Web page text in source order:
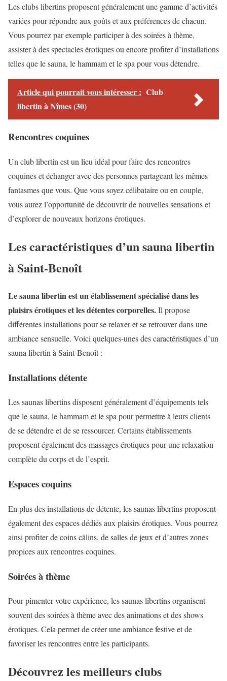
Les clubs libertins proposent généralement une gamme d’activités
variées pour répondre aux goûts et aux préférences de chacun.
Vous pourrez par exemple participer à des soirées à thème,
assister à des spectacles érotiques ou encore profiter d’installations
telles que le sauna, le hammam et le spa pour vous détendre.
Article qui pourrait vous intéresser : Club
libertin à Nîmes (30)
Rencontres coquines
Un club libertin est un lieu idéal pour faire des rencontres
coquines et échanger avec des personnes partageant les mêmes
fantasmes que vous. Que vous soyez célibataire ou en couple,
vous aurez l’opportunité de découvrir de nouvelles sensations et
d’explorer de nouveaux horizons érotiques.
Les caractéristiques d’un sauna libertin
à Saint-Benoît
Le sauna libertin est un établissement spécialisé dans les
plaisirs érotiques et les détentes corporelles.Il propose
différentes installations pour se relaxer et se retrouver dans une
ambiance sensuelle. Voici quelques-unes des caractéristiques d’un
sauna libertin à Saint-Benoît :
Installations détente
Les saunas libertins disposent généralement d’équipements tels
que le sauna, le hammam et le spa pour permettre à leurs clients
de se détendre et de se ressourcer. Certains établissements
proposent également des massages érotiques pour une relaxation
complète du corps et de l’esprit.
Espaces coquins
En plus des installations de détente, les saunas libertins proposent
également des espaces dédiés aux plaisirs érotiques. Vous pourrez
ainsi profiter de coins câlins, de salles de jeux et d’autres zones
propices aux rencontres coquines.
Soirées à thème
Pour pimenter votre expérience, les saunas libertins organisent
souvent des soirées à thème avec des animations et des shows
érotiques. Cela permet de créer une ambiance festive et de
favoriser les rencontres entre les participants.
Découvrez les meilleurs clubs